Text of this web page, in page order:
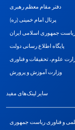
دفتر مقام معظم رهبری
پرتال امام خمینی (ره)
جمهوری اسلامی ایران
پایگاه اطلاع رسانی دولت
علوم، تحقیقات و فناوری
وزارت آموزش و پرورش
سایر لینک‌های مفید
و فناوری ریاست جمهوری